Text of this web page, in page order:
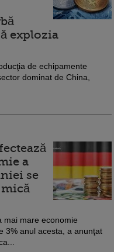
explozia
de echipamente
dominat de China,
a
se
mică
mai mare economie
3% anul acesta, a anunţat